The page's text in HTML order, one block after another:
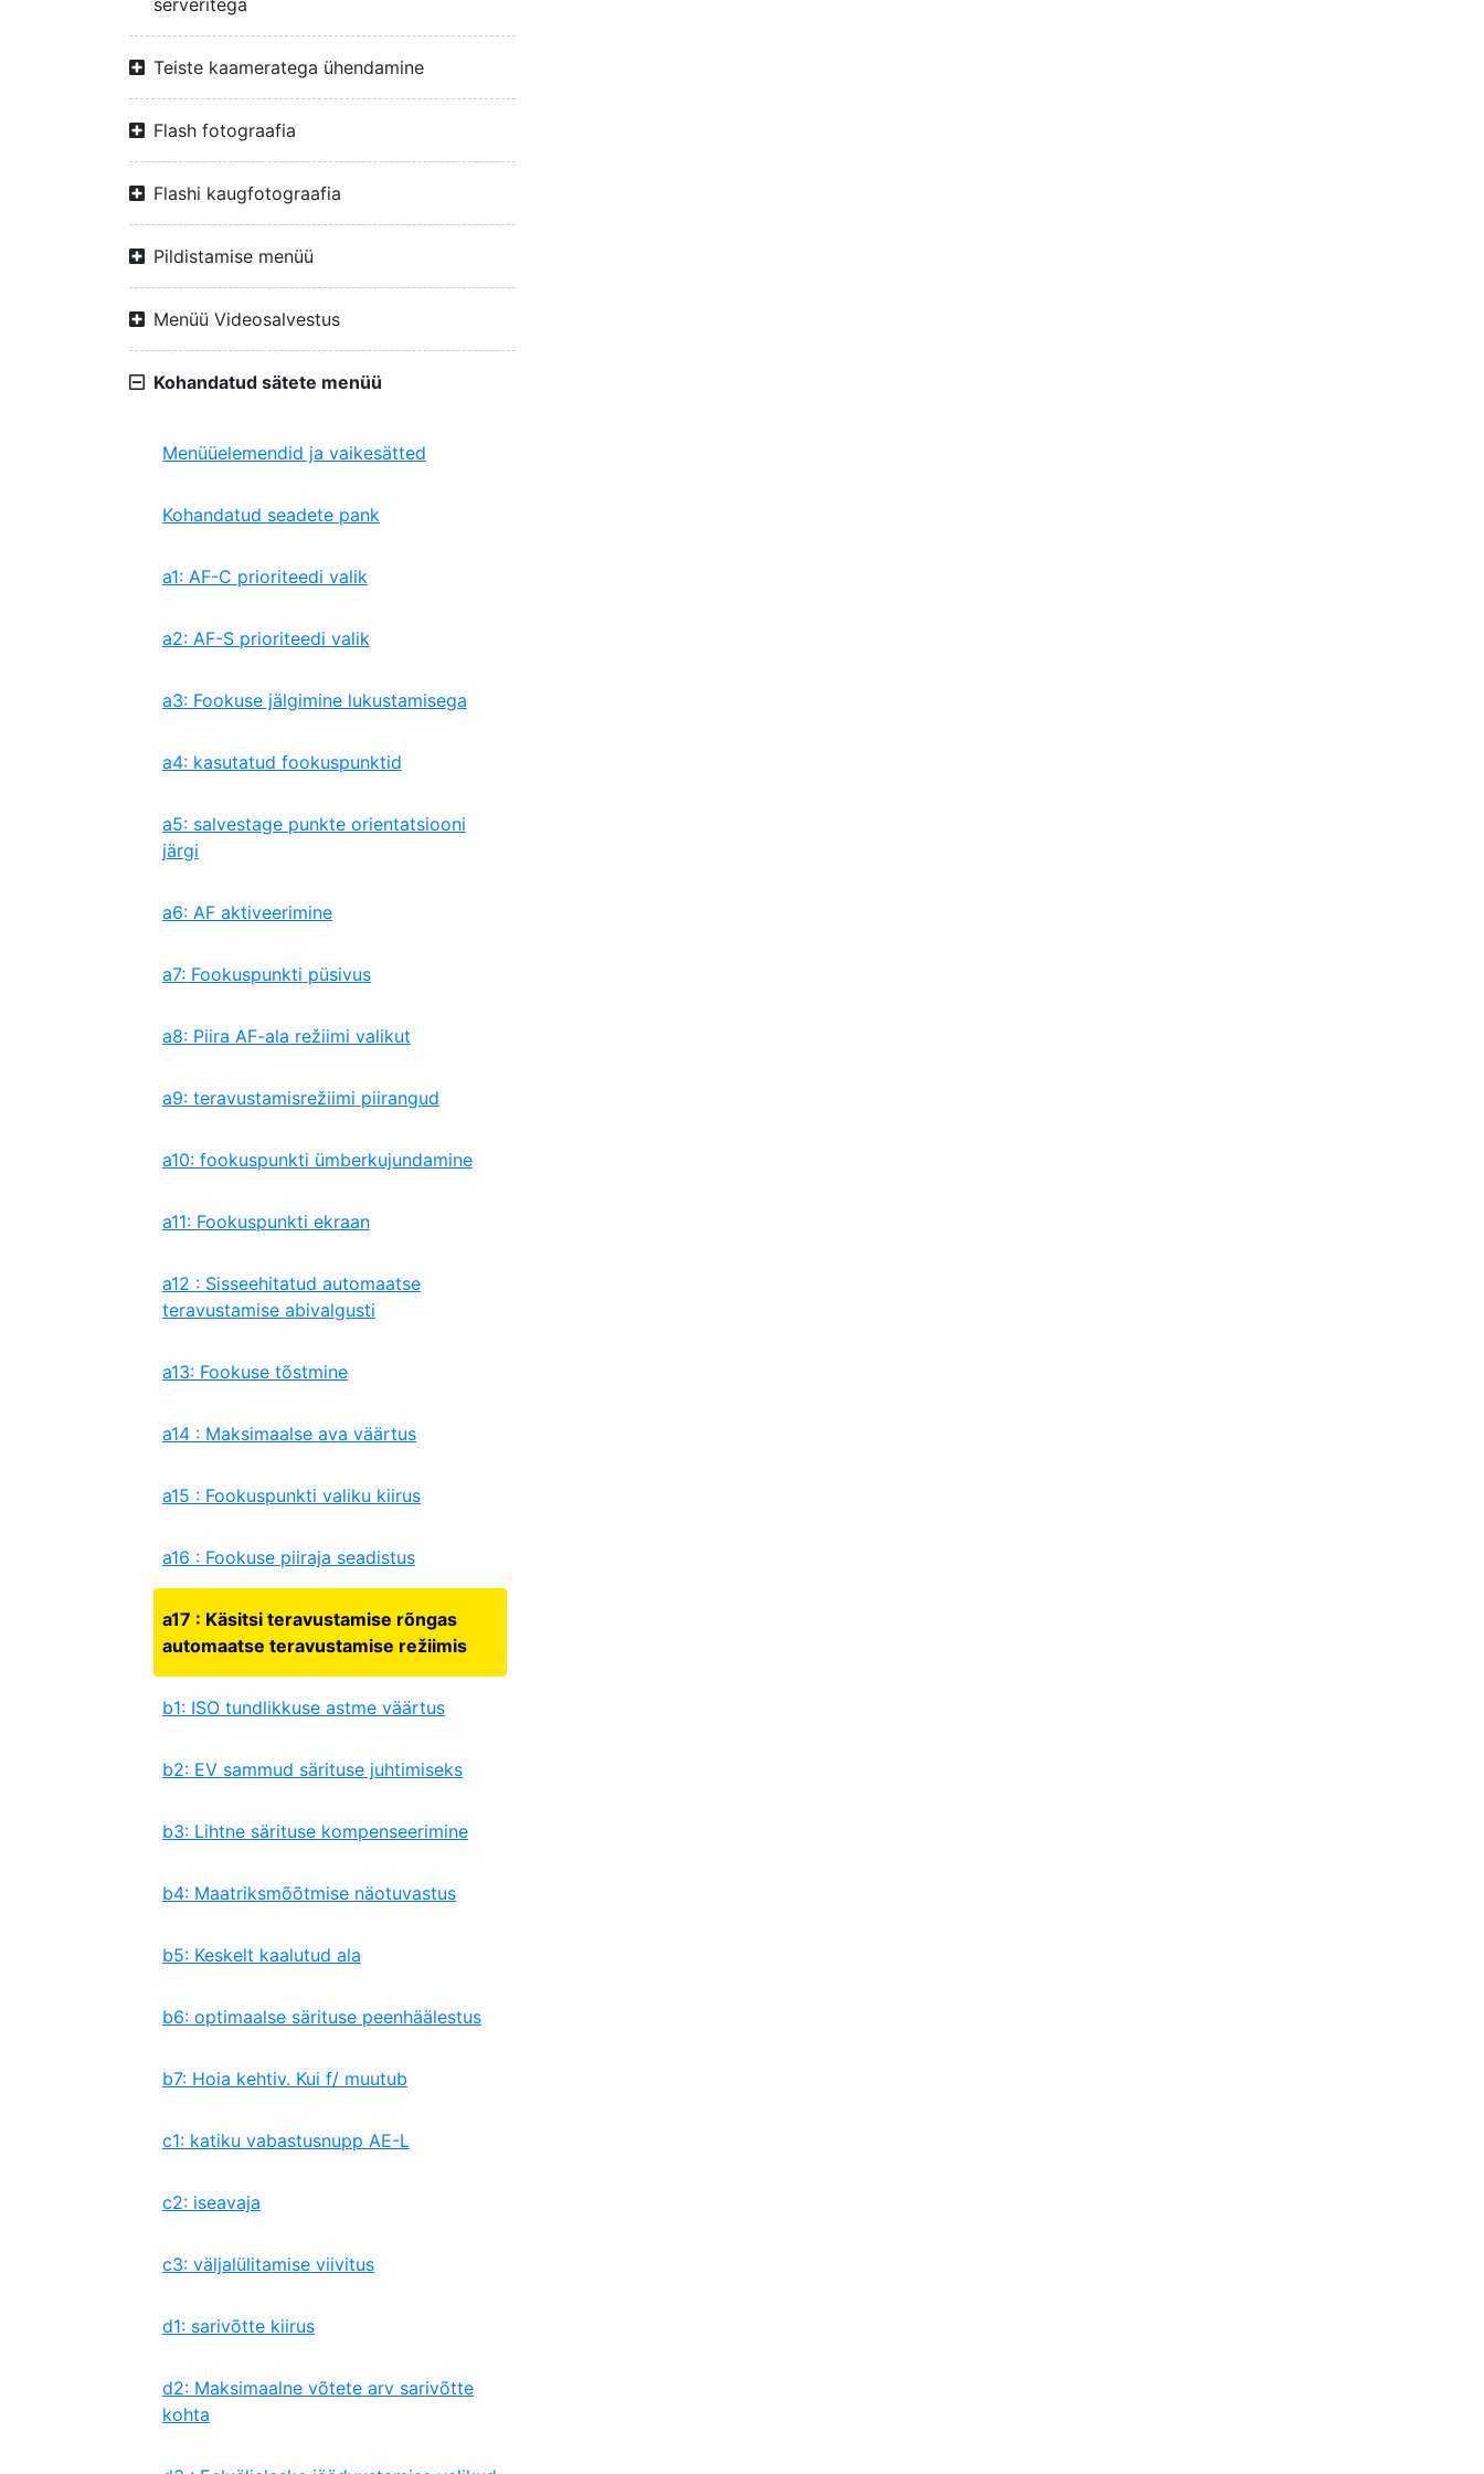
serveritega
Teiste kaameratega ühendamine
Flash fotograafia
Flashi kaugfotograafia
Pildistamise menüü
Menüü Videosalvestus
Kohandatud sätete menüü
Menüüelemendid ja vaikesätted
Kohandatud seadete pank
a1: AF-C prioriteedi valik
a2: AF-S prioriteedi valik
a3: Fookuse jälgimine lukustamisega
a4: kasutatud fookuspunktid
a5: salvestage punkte orientatsiooni
järgi
a6: AF aktiveerimine
a7: Fookuspunkti püsivus
a8: Piira AF-ala režiimi valikut
a9: teravustamisrežiimi piirangud
a10: fookuspunkti ümberkujundamine
a11: Fookuspunkti ekraan
a12 : Sisseehitatud automaatse
teravustamise abivalgusti
a13: Fookuse tõstmine
a14 : Maksimaalse ava väärtus
a15 : Fookuspunkti valiku kiirus
a16 : Fookuse piiraja seadistus
a17 : Käsitsi teravustamise rõngas
automaatse teravustamise režiimis
b1: ISO tundlikkuse astme väärtus
b2: EV sammud särituse juhtimiseks
b3: Lihtne särituse kompenseerimine
b4: Maatriksmõõtmise näotuvastus
b5: Keskelt kaalutud ala
b6: optimaalse särituse peenhäälestus
b7: Hoia kehtiv. Kui f/ muutub
c1: katiku vabastusnupp AE-L
c2: iseavaja
c3: väljalülitamise viivitus
d1: sarivõtte kiirus
d2: Maksimaalne võtete arv sarivõtte
kohta